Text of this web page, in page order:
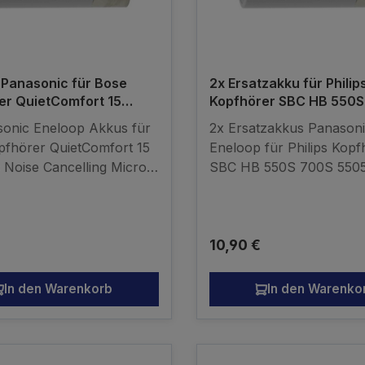
für Bose
QuietComfort 15
Can
Eneloop Akkus für
QuietComfort 15
Cancelling Micro
kompatibler Akku - kein
Preis:
In den Warenkorb
2x Ersatzakku für
Kopfhörer SBC HB
5505 8585 HB700S
2x Ersatzakkus
Eneloop für Philips
SBC HB 550S 700S
(LxØ) Lieferumfang: 2
750mAh) kompatibler
Originalakku
Regulärer Preis:
10,90 €
In den